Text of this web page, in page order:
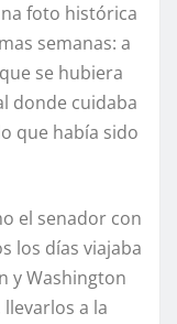
foto histórica
semanas: a
se hubiera
donde cuidaba
que había sido
el senador con
los días viajaba
y Washington
a la